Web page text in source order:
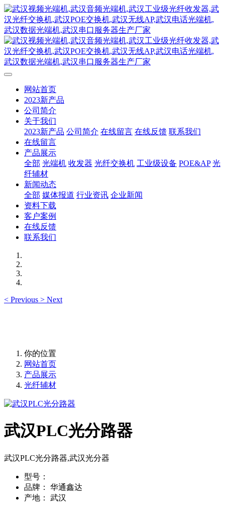
网站首页
2023新产品
公司简介
关于我们
2023新产品 公司简介 在线留言 在线反馈 联系我们
在线留言
产品展示
全部 光端机 收发器 光纤交换机 工业级设备 POE&AP 光
纤辅材
新闻动态
全部 媒体报道 行业资讯 企业新闻
资料下载
客户案例
在线反馈
联系我们
< Previous > Next
你的位置
网站首页
产品展示
光纤辅材
武汉PLC光分路器
武汉PLC光分路器,武汉光分器
型号：
品牌：
华通鑫达
产地：
武汉